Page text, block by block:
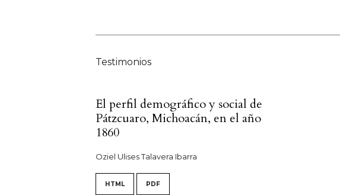
Testimonios
El perfil demográfico y social de
Pátzcuaro, Michoacán, en el año
1860
Oziel Ulises Talavera Ibarra
HTML PDF